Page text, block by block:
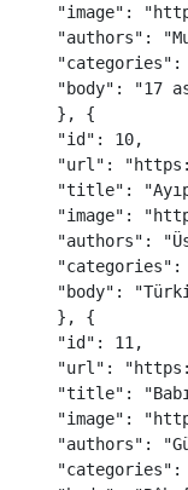
"image" : "
"authors" : "
"categories" :
"body" : "17
},
{
"id " : 10,
"url " : "
"title" : "
"image" : "
"authors" : "
"categories" :
"body" : "
},
{
"id " : 11 ,
"url " : "
"title" : "
"image" : "
"authors" : "
"categories" :